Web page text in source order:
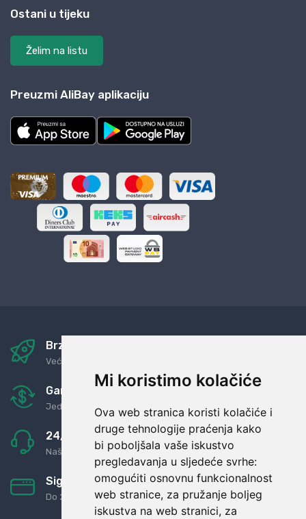
Mi koristimo kolačiće
Ova web stranica koristi kolačiće i
druge tehnologije praćenja kako
bi poboljšala vaše iskustvo
pregledavanja u sljedeće svrhe:
omogućiti osnovnu funkcionalnost
web stranice, za pružanje boljeg
iskustva na web stranici, za
Ostani u tijeku
Želim na listu
Preuzmi AliBay aplikaciju
Brza i sigurna dostava
Već za nekoliko dana kod vas
Garancija u povrat novaca
Jednostavno pravilo: Roba za novac
24/7 odlična podrška
Naši agenti uvijek na raspolaganju
Sigurno obročno plaćanje
Do 24 rata bez kamata